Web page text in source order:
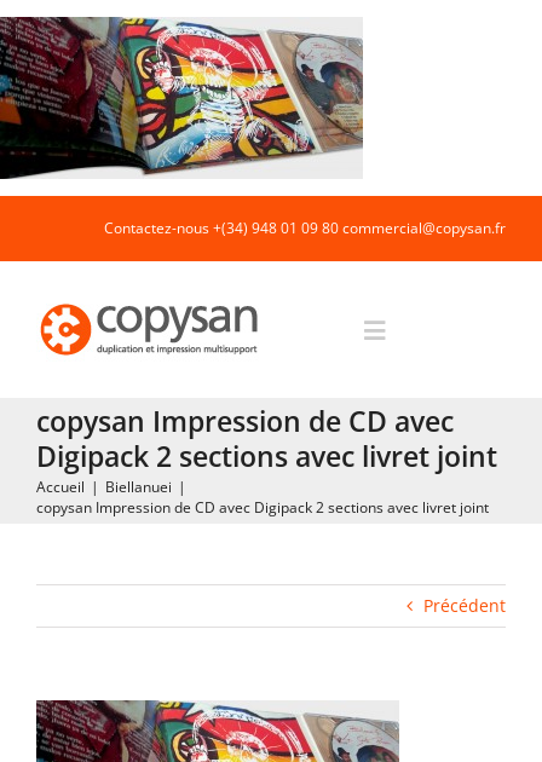
Passer
au
contenu
Contactez-nous +(34) 948 01 09 80commercial@copysan.fr
Toggle
Accueil
Impression rapide et duplication
Fabrication industrielle
Gabarits
copysan Impression de CD avec
Digipack 2 sections avec livret joint
Accueil | Biellanuei |
copysan Impression de CD avec Digipack 2 sections avec livret joint
Précédent